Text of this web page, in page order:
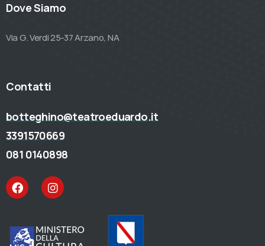
Dove Siamo
Via G. Verdi 25-37 Arzano, NA
Contatti
botteghino@teatroeduardo.it
3391570669
081 0140898